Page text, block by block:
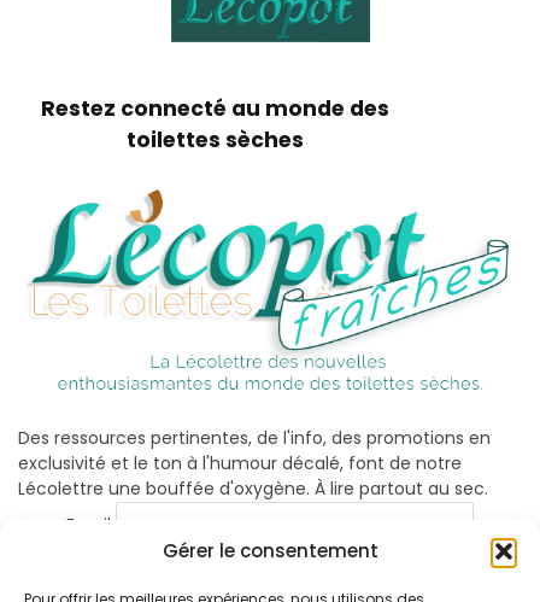
Gérer le consentement
Restez connecté au monde des
toilettes sèches
Des ressources pertinentes, de l'info, des promotions en
exclusivité et le ton à l'humour décalé, font de notre
Lécolettre une bouffée d'oxygène. À lire partout au sec.
Email